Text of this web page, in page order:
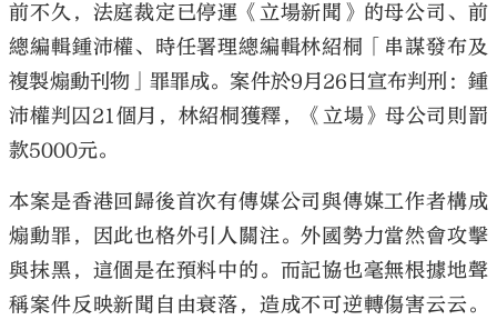
大公文匯
前不久，法庭裁定已停運《立場新聞》的母公司、前
總編輯鍾沛權、時任署理總編輯林紹桐「串謀發布及
複製煽動刊物」罪罪成。案件於9月26日宣布判刑：鍾
沛權判囚21個月，林紹桐獲釋，《立場》母公司則罰
款5000元。
本案是香港回歸後首次有傳媒公司與傳媒工作者構成
煽動罪，因此也格外引人關注。外國勢力當然會攻擊
與抹黑，這個是在預料中的。而記協也毫無根據地聲
稱案件反映新聞自由衰落，造成不可逆轉傷害云云。